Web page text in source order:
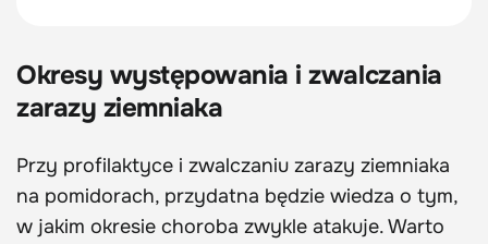
Okresy występowania i zwalczania
zarazy ziemniaka
Przy profilaktyce i zwalczaniu zarazy ziemniaka
na pomidorach, przydatna będzie wiedza o tym,
w jakim okresie choroba zwykle atakuje. Warto